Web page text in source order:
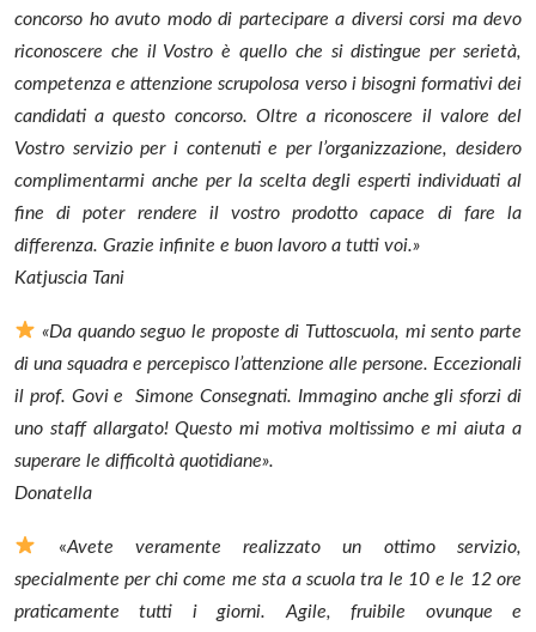
concorso ho avuto modo di partecipare a diversi corsi ma devo
riconoscere che il Vostro è quello che si distingue per serietà,
competenza e attenzione scrupolosa verso i bisogni formativi dei
candidati a questo concorso. Oltre a riconoscere il valore del
Vostro servizio per i contenuti e per l’organizzazione, desidero
complimentarmi anche per la scelta degli esperti individuati al
fine di poter rendere il vostro prodotto capace di fare la
differenza. Grazie infinite e buon lavoro a tutti voi.»
Katjuscia Tani
«Da quando seguo le proposte di Tuttoscuola, mi sento parte
di una squadra e percepisco l’attenzione alle persone. Eccezionali
il prof. Govi e Simone Consegnati. Immagino anche gli sforzi di
uno staff allargato! Questo mi motiva moltissimo e mi aiuta a
superare le difficoltà quotidiane».
Donatella
«Avete veramente realizzato un ottimo servizio,
specialmente per chi come me sta a scuola tra le 10 e le 12 ore
praticamente tutti i giorni. Agile, fruibile ovunque e